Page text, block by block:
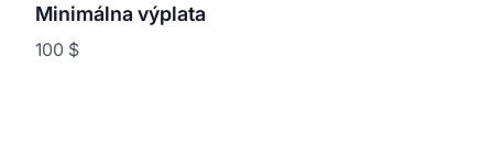
Minimálna výplata
100 $